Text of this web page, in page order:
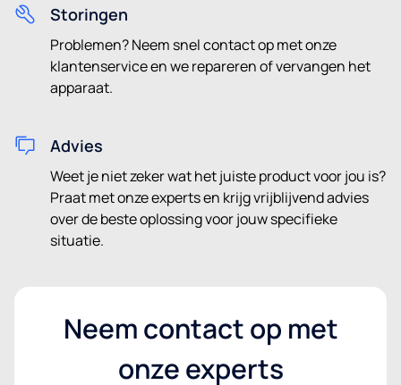
Storingen
Problemen? Neem snel contact op met onze
klantenservice en we repareren of vervangen het
apparaat.
Advies
Weet je niet zeker wat het juiste product voor jou is?
Praat met onze experts en krijg vrijblijvend advies
over de beste oplossing voor jouw specifieke
situatie.
Neem contact op met
onze experts